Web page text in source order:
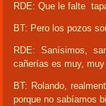
RDE: Que le falte
BT: Pero los pozos
RDE: Sanísimos,
cañerías es muy,
BT: Rolando,
porque no sabíamos